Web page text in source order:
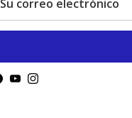
YouTubeInstagram